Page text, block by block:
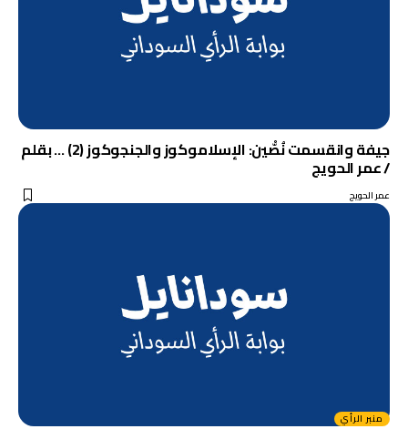
جيفة وانقسمت نُصّْين: الإسلاموكوز والجنجوكوز (2) … بقلم
/ عمر الحويج
عمر الحويج
منبر الرأي